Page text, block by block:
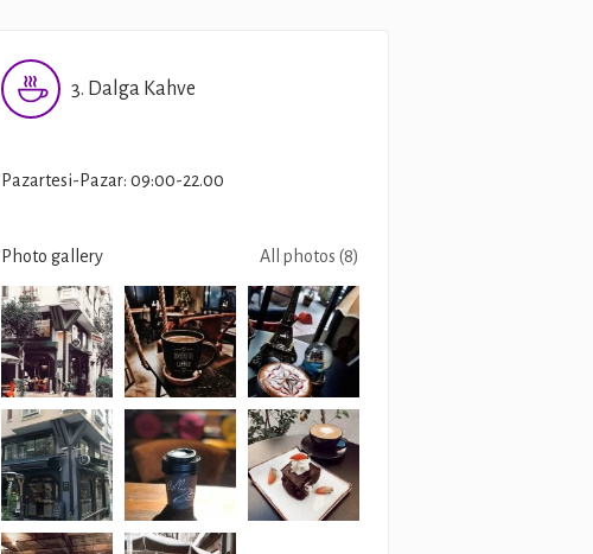
3. Dalga Kahve
Pazartesi-Pazar: 09:00-22.00
Photo gallery All photos (8)